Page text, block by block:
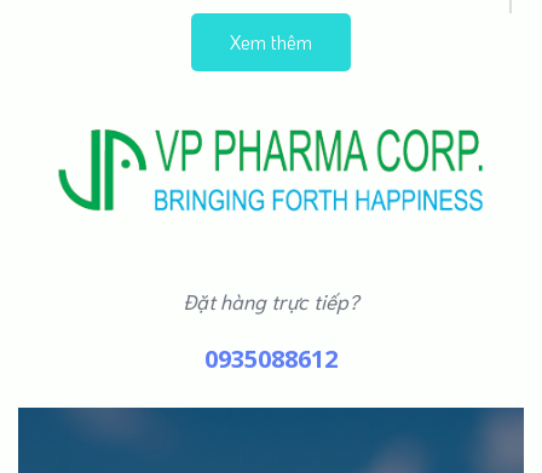
Xem thêm
Đặt hàng trực tiếp?
0935088612